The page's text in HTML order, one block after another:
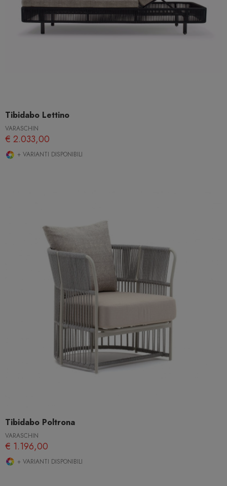
Tibidabo Lettino
VARASCHIN
€ 2.033,00
+ VARIANTI DISPONIBILI
Tibidabo Poltrona
VARASCHIN
€ 1.196,00
+ VARIANTI DISPONIBILI